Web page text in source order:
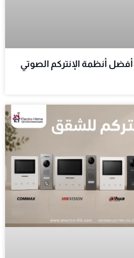
أنظمة الإنتركم الصوتي